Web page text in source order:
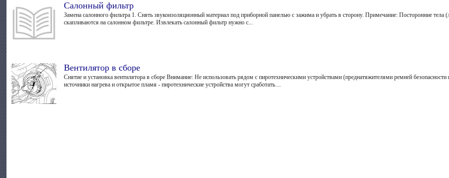
Салонный фильтр
Замена салонного фильтра 1. Снять звукоизоляционный материал под приборной панелью с зажима и убрать в сторону. Примечание: Посторонние тела
скапливаются на салонном фильтре. Извлекать салонный фильтр нужно с...
Вентилятор в сборе
Снятие и установка вентилятора в сборе Внимание: Не использовать рядом с пиротехническими устройствами (преднатяжителями ремней
источники нагрева и открытое пламя - пиротехнические устройства могут сработать....